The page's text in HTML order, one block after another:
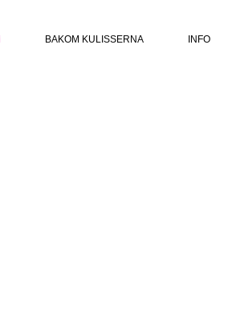
BAKOM KULISSERNA INFO